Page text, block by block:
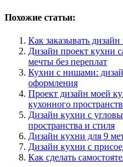
Похожие статьи:
Как заказывать
Дизайн проект кухни
мечты без переплат
Кухни с нишами:
оформления
Проект дизайн моей
кухонного
Дизайн кухни с
пространства и стиля
Дизайн кухни для 9
Дизайн кухни с
Как сделать